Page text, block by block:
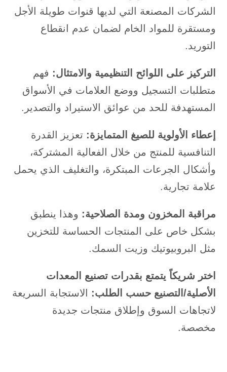
الشركات المصنعة التي لديها قنوات طويلة الأجل
ومستقرة للمواد الخام لضمان عدم انقطاع
التوريد.
التركيز على اللوائح التنظيمية والامتثال: فهم
متطلبات التسجيل ووضع العلامات في الأسواق
المستهدفة للحد من عوائق الاستيراد والتصدير.
إعطاء الأولوية للصيغ المتمايزة: تعزيز القدرة
التنافسية للمنتج من خلال الفعالية المشتركة،
وأشكال الجرعات المبتكرة، والتغليف الذي يحمل
علامة تجارية.
مراقبة المخزون ومدة الصلاحية: وهذا ينطبق
بشكل خاص على المنتجات الحساسة للتخزين
مثل البروبيوتيك وزيت السمك.
اختر شريكاً يتمتع بقدرات تصنيع المعدات
الأصلية/التصنيع حسب الطلب:
الاستجابة السريعة
لاتجاهات السوق وإطلاق منتجات جديدة
مخصصة.